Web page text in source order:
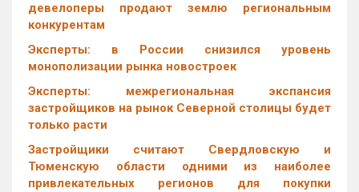
девелоперы продают землю региональным
конкурентам
Эксперты: в России снизился уровень
монополизации рынка новостроек
Эксперты: межрегиональная экспансия
застройщиков на рынок Северной столицы будет
только расти
Застройщики считают Свердловскую и
Тюменскую области одними из наиболее
привлекательных регионов для покупки